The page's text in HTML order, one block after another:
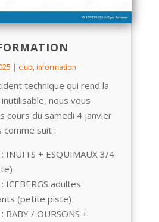
| club,information
technique qui rend la
nous vous
cours du samedi 4 janvier
suit :
INUITS + ESQUIMAUX 3/4
adultes
(petite piste)
/ OURSONS +